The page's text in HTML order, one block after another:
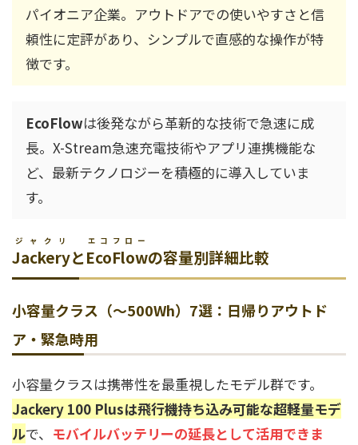
パイオニア企業。アウトドアでの使いやすさと信
頼性に定評があり、シンプルで直感的な操作が特
徴です。
EcoFlowは後発ながら革新的な技術で急速に成
長。X-Stream急速充電技術やアプリ連携機能な
ど、最新テクノロジーを積極的に導入していま
す。
Jackery
ジャクリ
とEcoFlow
エコフロー
の容量別詳細比較
小容量クラス（～500Wh）7選：日帰りアウトド
ア・緊急時用
小容量クラスは携帯性を最重視したモデル群です。
Jackery 100 Plusは飛行機持ち込み可能な超軽量モデ
ルで、 モバイルバッテリーの延長として活用できま